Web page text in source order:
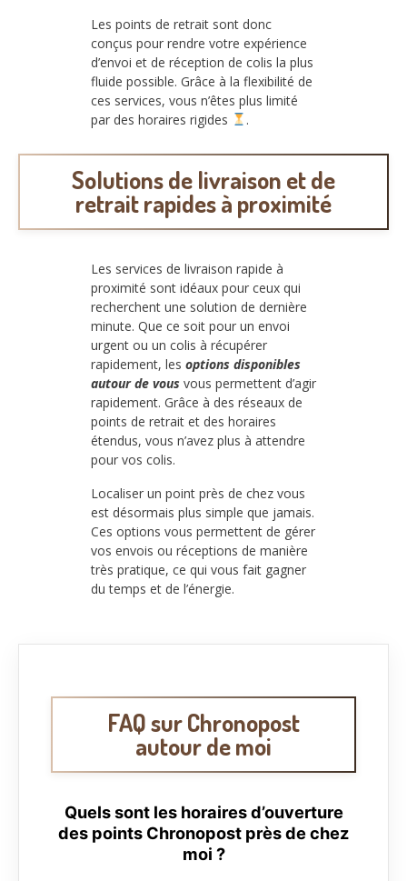
Les points de retrait sont donc
conçus pour rendre votre expérience
d’envoi et de réception de colis la plus
fluide possible. Grâce à la flexibilité de
ces services, vous n’êtes plus limité
par des horaires rigides
.
Solutions de livraison et de
retrait rapides à proximité
Les services de livraison rapide à
proximité sont idéaux pour ceux qui
recherchent une solution de dernière
minute. Que ce soit pour un envoi
urgent ou un colis à récupérer
rapidement, les options disponibles
autour de vous vous permettent d’agir
rapidement. Grâce à des réseaux de
points de retrait et des horaires
étendus, vous n’avez plus à attendre
pour vos colis.
Localiser un point près de chez vous
est désormais plus simple que jamais.
Ces options vous permettent de gérer
vos envois ou réceptions de manière
très pratique, ce qui vous fait gagner
du temps et de l’énergie.
FAQ sur Chronopost
autour de moi
Quels sont les horaires d’ouverture
des points Chronopost près de chez
moi ?